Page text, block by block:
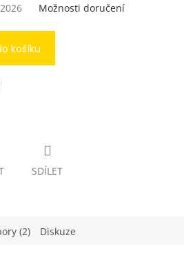
Možnosti doručení
košíku
SDÍLET
(2) Diskuze